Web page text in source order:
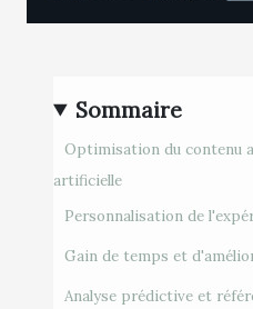
Sommaire
Optimisation du contenu
artificielle
Personnalisation de
Gain de temps et
Analyse prédictive et